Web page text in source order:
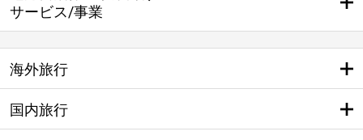
サービス/事業
海外旅行
国内旅行